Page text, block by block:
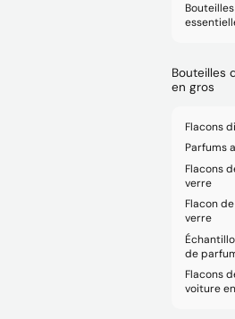
Bouteilles
en gros
Flacons
Parfums
Flacons
verre
Flacon
verre
de
Flacons
voiture